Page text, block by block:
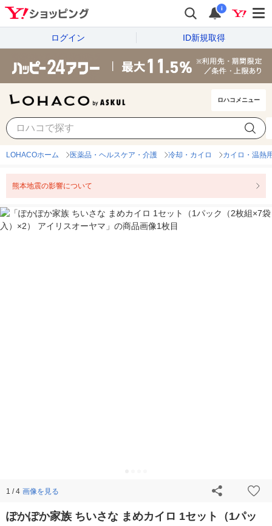
i
ログイン ID新規取得
ロハコメニュー
LOHACOホーム 医薬品・ヘルスケア・介護 冷却・カイロ カイロ・温熱
熊本地震の影響について
1 / 4 画像を見る
ぽかぽか家族 ちいさな まめカイロ 1セット（1パッ